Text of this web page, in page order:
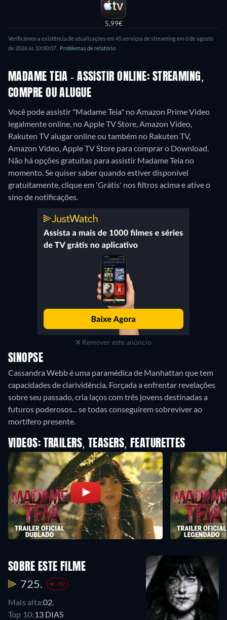
5,99€
Verificámos a existência de atualizações em 45 serviços de streaming em 6 de agosto
de 2026 às 10:00:07.
Problemas de relatório
MADAME TEIA - ASSISTIR ONLINE: STREAMING,
COMPRE OU ALUGUE
Você pode assistir "Madame Teia" no Amazon Prime Video
legalmente online, no Apple TV Store, Amazon Video,
Rakuten TV alugar online ou também no Rakuten TV,
Amazon Video, Apple TV Store para comprar o Download.
Não há opções gratuitas para assistir Madame Teia no
momento. Se quiser saber quando estiver disponível
gratuitamente, clique em 'Grátis' nos filtros acima e ative o
sino de notificações.
Remover este anúncio
SINOPSE
Cassandra Webb é uma paramédica de Manhattan que tem
capacidades de clarividência. Forçada a enfrentar revelações
sobre seu passado, cria laços com três jovens destinadas a
futuros poderosos... se todas conseguirem sobreviver ao
mortífero presente.
VIDEOS: TRAILERS, TEASERS, FEATURETTES
SOBRE ESTE FILME
725. -82
Mais alta:02.
Top 10: 13 DIAS